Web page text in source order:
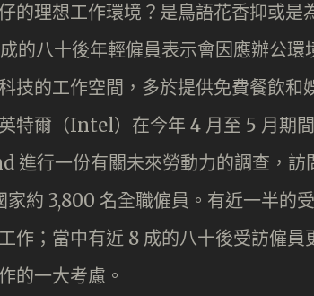
的理想工作環境？是鳥語花香抑或是
的八十後年輕僱員表示會因應辦公
技的工作空間，多於提供免費餐飲和
特爾（Intel）在今年 4 月至 5 月期
進行一份有關未來勞動力的調查，訪
家約 3,800 名全職僱員。有近一半的
作；當中有近 8 成的八十後受訪僱
的一大考慮。